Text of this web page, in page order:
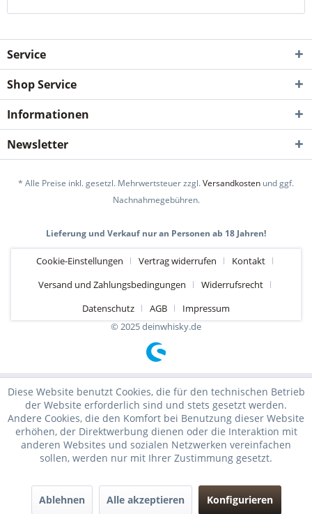
Service
Shop Service
Informationen
Newsletter
* Alle Preise inkl. gesetzl. Mehrwertsteuer zzgl.Versandkosten und ggf.
Nachnahmegebühren.
Lieferung und Verkauf nur an Personen ab 18 Jahren!
Cookie-Einstellungen Vertrag widerrufen
Kontakt
Versand und Zahlungsbedingungen
Widerrufsrecht
Datenschutz
AGB
Impressum
© 2025 deinwhisky.de
Diese Website benutzt Cookies, die für den technischen Betrieb
der Website erforderlich sind und stets gesetzt werden.
Andere Cookies, die den Komfort bei Benutzung dieser Website
erhöhen, der Direktwerbung dienen oder die Interaktion mit
anderen Websites und sozialen Netzwerken vereinfachen
sollen, werden nur mit Ihrer Zustimmung gesetzt.
Ablehnen Alle akzeptieren Konfigurieren